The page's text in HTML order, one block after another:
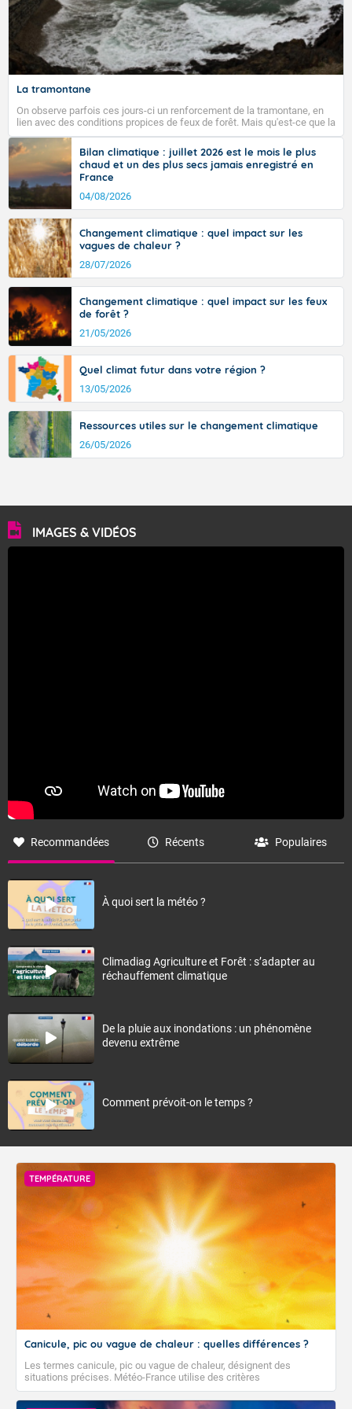
La tramontane
On observe parfois ces jours-ci un renforcement de la tramontane, en
lien avec des conditions propices de feux de forêt. Mais qu'est-ce que la
tramontane ? Quelles sont ses caractéristiques ? La tramontane est un
vent turbulent soufflant de secteur nord-ouest à nord, ou ouest à nord-
ouest, dans un secteur qui part du Roussillon à la vallée de l’Aude et à
l’ouest de l’Hérault. L’étymologie de ce vent vient du latin trasmontanus,
signifiant au-delà des monts, en allusion aux régions montagneuses
d’où provient ce vent.
Bilan climatique : juillet 2026 est le mois le plus
chaud et un des plus secs jamais enregistré en
France
04/08/2026
Changement climatique : quel impact sur les
vagues de chaleur ?
28/07/2026
Changement climatique : quel impact sur les feux
de forêt ?
21/05/2026
Quel climat futur dans votre région ?
13/05/2026
Ressources utiles sur le changement climatique
26/05/2026
IMAGES & VIDÉOS
Recommandées Récents Populaires
À quoi sert la météo ?
Climadiag Agriculture et Forêt : s’adapter au
réchauffement climatique
De la pluie aux inondations : un phénomène
devenu extrême
Comment prévoit-on le temps ?
TEMPÉRATURE
Canicule, pic ou vague de chaleur : quelles différences ?
Les termes canicule, pic ou vague de chaleur, désignent des
situations précises. Météo-France utilise des critères
climatologiques pour évaluer et qualifier les épisodes de chaleur qui
peuvent avoir des impacts sanitaires et socio-économiques